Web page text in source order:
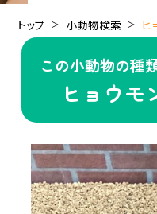
トップ 小動物検索 ヒ
この小動物の種
ヒョウモ